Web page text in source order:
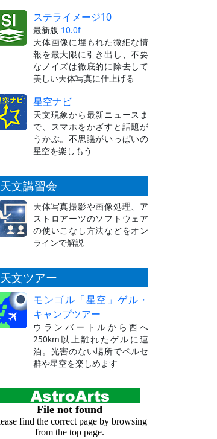
ステライメージ10
最新版 10.0f
天体画像に埋もれた微細な情
報を最大限に引き出し、不要
なノイズは徹底的に除去して
美しい天体写真に仕上げる
星空ナビ
天文現象から最新ニュースま
で、スマホをかざすと話題が
うかぶ。不思議がいっぱいの
星空を楽しもう
天文講習会
天体写真撮影や画像処理、ア
ストロアーツのソフトウェア
の使いこなし方法などをオン
ラインで解説
天文ツアー
モンゴル「星空」ゲル・
キャンプツアー
ウランバートルから西へ
250km以上離れたゲルに連
泊。光害のない場所でペルセ
群や星空を楽しめます